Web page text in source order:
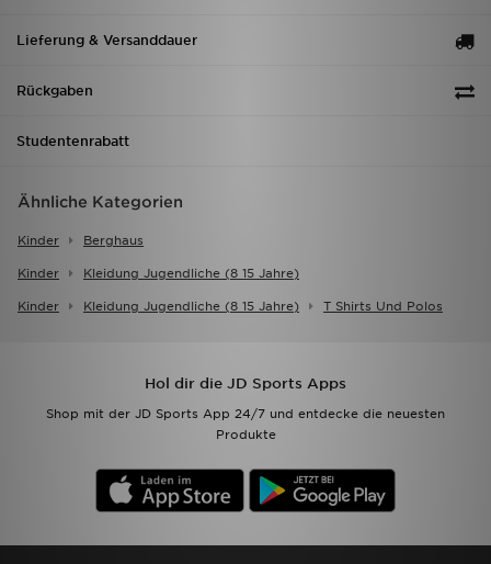
Lieferung & Versanddauer
Rückgaben
Studentenrabatt
Ähnliche Kategorien
Kinder Berghaus
Kinder Kleidung Jugendliche (8 15 Jahre)
Kinder Kleidung Jugendliche (8 15 Jahre) T Shirts Und Polos
Hol dir die JD Sports Apps
Shop mit der JD Sports App 24/7 und entdecke die neuesten
Produkte